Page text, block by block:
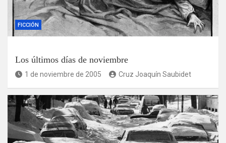
FICCIÓN
Los últimos días de noviembre
1 de noviembre de 2005 Cruz Joaquín Saubidet